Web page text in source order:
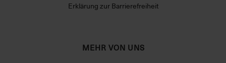
Erklärung zur Barrierefreiheit
MEHR VON UNS